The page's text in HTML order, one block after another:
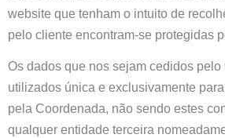
website que tenham o intuito de
pelo cliente encontram-se protegidas
Os dados que nos sejam cedidos
utilizados única e exclusivamente
pela Coordenada, não sendo estes
qualquer entidade terceira